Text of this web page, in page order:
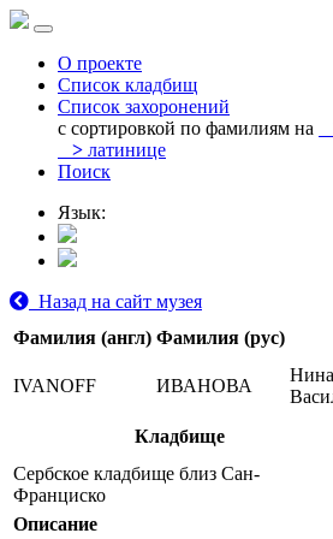
О проекте
Список кладбищ
Список захоронений
с сортировкой по фамилиям на
> латинице
Поиск
Язык:
Назад на сайт музея
Фамилия (англ) Фамилия (рус)
IVANOFF
ИВАНОВА
Нина
Кладбище
Сербское кладбище близ Сан-
Франциско
Описание